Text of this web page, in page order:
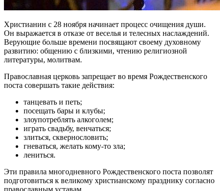
Христианин с 28 ноября начинает процесс очищения души.
Он выражается в отказе от веселья и телесных наслаждений.
Верующие больше времени посвящают своему духовному
развитию: общению с близкими, чтению религиозной
литературы, молитвам.
Православная церковь запрещает во время Рождественского
поста совершать такие действия:
танцевать и петь;
посещать бары и клубы;
злоупотреблять алкоголем;
играть свадьбу, венчаться;
злиться, сквернословить;
гневаться, желать кому-то зла;
лениться.
Эти правила многодневного Рождественского поста позволят
подготовиться к великому христианскому празднику согласно